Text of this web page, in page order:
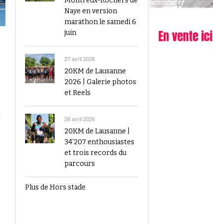
Naye en version
marathon le samedi 6
juin
27 avril 2026
20KM de Lausanne
2026 | Galerie photos
et Reels
26 avril 2026
20KM de Lausanne |
34’207 enthousiastes
et trois records du
parcours
Plus de Hors stade